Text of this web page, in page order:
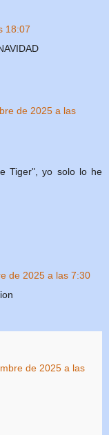
18:07
de 2025 a las
Tiger", yo solo lo he
de 2025 a las 7:30
de 2025 a las